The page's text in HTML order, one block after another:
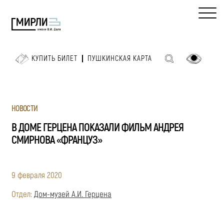
КУПИТЬ БИЛЕТ ПУШКИНСКАЯ КАРТА
НОВОСТИ
В ДОМЕ ГЕРЦЕНА ПОКАЗАЛИ ФИЛЬМ АНДРЕЯ
СМИРНОВА «ФРАНЦУЗ»
9 февраля 2020
Отдел:Дом-музей А.И. Герцена